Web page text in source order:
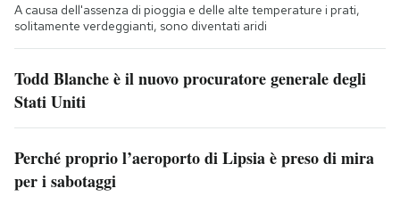
A causa dell'assenza di pioggia e delle alte temperature i prati,
solitamente verdeggianti, sono diventati aridi
Todd Blanche è il nuovo procuratore generale degli
Stati Uniti
Perché proprio l’aeroporto di Lipsia è preso di mira
per i sabotaggi